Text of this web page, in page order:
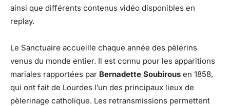
ainsi que différents contenus vidéo disponibles en
replay.
Le Sanctuaire accueille chaque année des pèlerins
venus du monde entier. Il est connu pour les apparitions
mariales rapportées par Bernadette Soubirous en 1858,
qui ont fait de Lourdes l’un des principaux lieux de
pèlerinage catholique. Les retransmissions permettent